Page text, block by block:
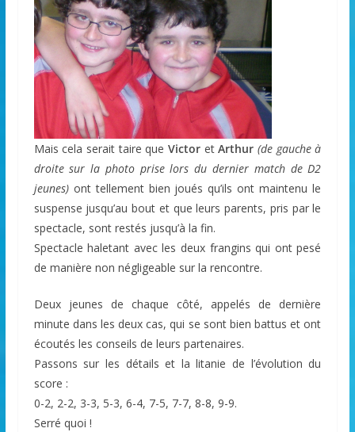
Mais cela serait taire que Victor etArthur (de gauche à
droite sur la photo prise lors du dernier match de D2
jeunes)ont tellement bien joués qu’ils ont maintenu le
suspense jusqu’au bout et que leurs parents, pris par le
spectacle, sont restés jusqu’à la fin.
Spectacle haletant avec les deux frangins qui ont pesé
de manière non négligeable sur la rencontre.
Deux jeunes de chaque côté, appelés de dernière
minute dans les deux cas, qui se sont bien battus et ont
écoutés les conseils de leurs partenaires.
Passons sur les détails et la litanie de l’évolution du
score :
0-2, 2-2, 3-3, 5-3, 6-4, 7-5, 7-7, 8-8, 9-9.
Serré quoi !